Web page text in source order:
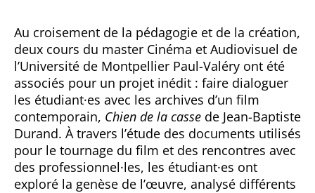
Au croisement de la pédagogie et de la création,
deux cours du master Cinéma et Audiovisuel de
l’Université de Montpellier Paul-Valéry ont été
associés pour un projet inédit : faire dialoguer
les étudiant·es avec les archives d’un film
contemporain, Chien de la casse de Jean-Baptiste
Durand. À travers l’étude des documents utilisés
pour le tournage du film et des rencontres avec
des professionnel·les, les étudiant·es ont
exploré la genèse de l’œuvre, analysé différents